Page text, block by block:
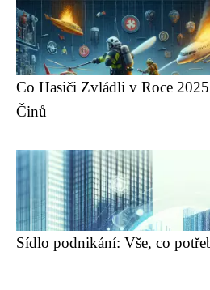
Co Hasiči Zvládli v Roce
Činů
Sídlo podnikání: Vše, co